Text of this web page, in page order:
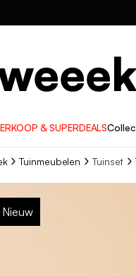
& SUPERDEALS
Tuinmeubelen Tuinset
Nieuw